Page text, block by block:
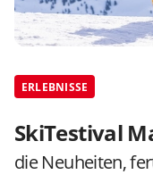
ERLEBNISSE
SkiTestival
die Neuheiten,